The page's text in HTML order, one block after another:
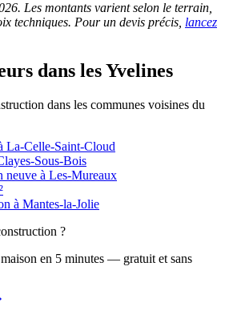
Les montants varient selon le terrain,
techniques. Pour un devis précis, lancez
dans les Yvelines
dans les communes voisines du
La-Celle-Saint-Cloud
Sous-Bois
neuve à Les-Mureaux
à Mantes-la-Jolie
?
en 5 minutes — gratuit et sans